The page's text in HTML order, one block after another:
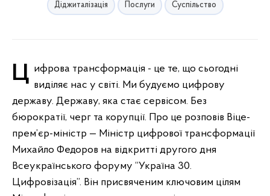
Діджиталізація Послуги Суспільство
Цифрова трансформація - це те, що сьогодні виділяє нас у світі. Ми будуємо цифрову
державу. Державу, яка стає сервісом. Без
бюрократії, черг та корупції. Про це розповів Віце-
прем’єр-міністр — Міністр цифрової трансформації
Михайло Федоров на відкритті другого дня
Всеукраїнського форуму “Україна 30.
Цифровізація”. Він присвяченим ключовим цілям